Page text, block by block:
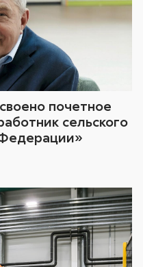
почетное
сельского